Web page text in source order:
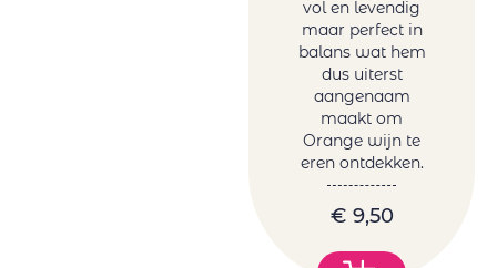
vol en levendig
maar perfect in
balans wat hem
dus uiterst
aangenaam
maakt om
Orange wijn te
eren ontdekken.
€ 9,50